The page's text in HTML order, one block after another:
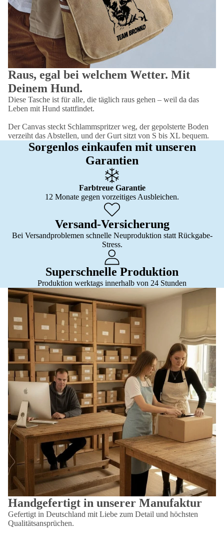
Raus, egal bei welchem Wetter. Mit
Deinem Hund.
Diese Tasche ist für alle, die täglich raus gehen – weil da das
Leben mit Hund stattfindet.
Der Canvas steckt Schlammspritzer weg, der gepolsterte Boden
verzeiht das Abstellen, und der Gurt sitzt von S bis XL bequem.
Sorgenlos einkaufen mit unseren
Garantien
Farbtreue Garantie
12 Monate gegen vorzeitiges Ausbleichen.
Versand-Versicherung
Bei Versandproblemen schnelle Neuproduktion statt Rückgabe-
Stress.
Superschnelle Produktion
Produktion werktags innerhalb von 24 Stunden
Handgefertigt in unserer Manufaktur
Gefertigt in Deutschland mit Liebe zum Detail und höchsten
Qualitätsansprüchen.